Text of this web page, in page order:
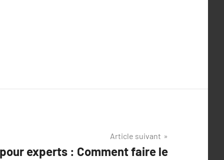
Article suivant
experts : Comment faire le